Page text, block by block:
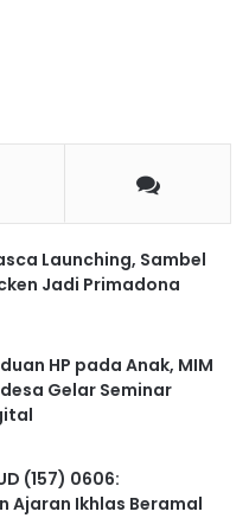
Launching, Sambel
Jadi Primadona
HP pada Anak, MIM
Gelar Seminar
(157) 0606:
Ajaran Ikhlas Beramal